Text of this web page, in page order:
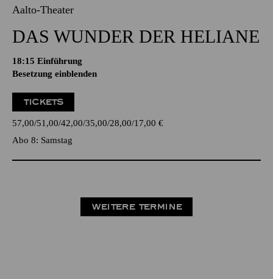
Aalto-Theater
DAS WUNDER DER HELIANE
18:15 Einführung
Besetzung einblenden
TICKETS
57,00 51,00 42,00 35,00 28,00 17,00 €
Abo 8: Samstag
WEITERE TERMINE